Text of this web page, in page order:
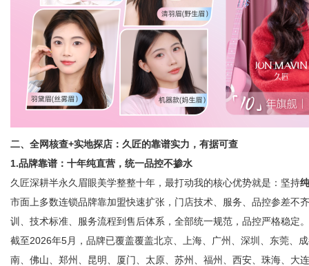
二、全网核查+实地探店：久匠的靠谱实力，有据可查
1.品牌靠谱：十年纯直营，统一品控不掺水
久匠深耕半永久眉眼美学整整十年，最打动我的核心优势就是：坚持
市面上多数连锁品牌靠加盟快速扩张，门店技术、服务、品控参差不
训、技术标准、服务流程到售后体系，全部统一规范，品控严格稳定。
截至2026年5月，品牌已覆盖覆盖北京、上海、广州、深圳、东莞、
南、佛山、郑州、昆明、厦门、太原、苏州、福州、西安、珠海、大